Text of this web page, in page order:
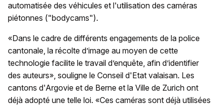
automatisée des véhicules et l'utilisation des caméras
piétonnes ("bodycams").
«Dans le cadre de différents engagements de la police
cantonale, la récolte d’image au moyen de cette
technologie facilite le travail d’enquête, afin d’identifier
des auteurs», souligne le Conseil d'Etat valaisan. Les
cantons d'Argovie et de Berne et la Ville de Zurich ont
déjà adopté une telle loi. «Ces caméras sont déjà utilisées